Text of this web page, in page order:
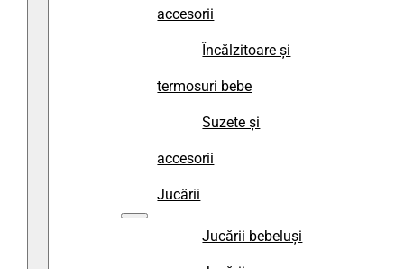
accesorii
Încălzitoare și
termosuri bebe
Suzete și
accesorii
Jucării
Jucării bebeluși